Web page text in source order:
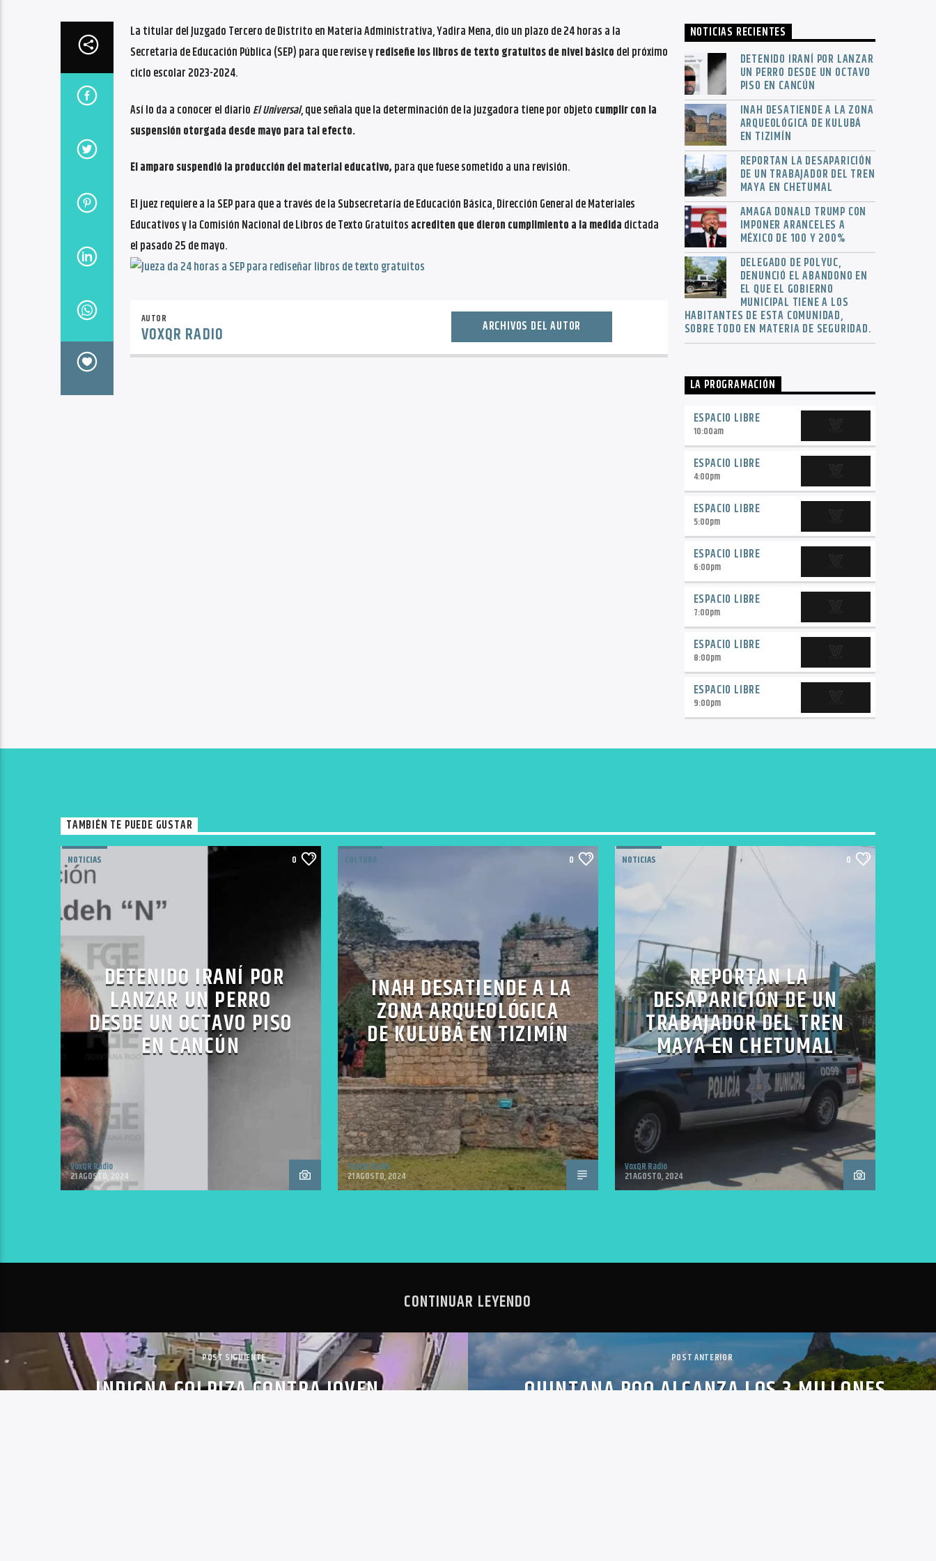
La titular del Juzgado Tercero de Distrito en Materia Administrativa, Yadira Mena, dio un plazo de 24 horas a la
Secretaria de Educación Pública (SEP) para que revise yrediseñe los libros de texto gratuitos de nivel básico del próximo
ciclo escolar 2023-2024.
Así lo da a conocer el diario El Universal, que señala que la determinación de la juzgadora tiene por objeto cumplir con la
suspensión otorgada desde mayo para tal efecto.
El amparo suspendió la producción del material educativo, para que fuese sometido a una revisión.
El juez requiere a la SEP para que a través de la Subsecretaría de Educación Básica, Dirección General de Materiales
Educativos y la Comisión Nacional de Libros de Texto Gratuitos acrediten que dieron cumplimiento a la medida dictada
el pasado 25 de mayo.
AUTOR
VOXQR RADIO ARCHIVOS DEL AUTOR
NOTICIAS RECIENTES
DETENIDO IRANÍ POR LANZAR
UN PERRO DESDE UN OCTAVO
PISO EN CANCÚN
INAH DESATIENDE A LA ZONA
ARQUEOLÓGICA DE KULUBÁ
EN TIZIMÍN
REPORTAN LA DESAPARICIÓN
DE UN TRABAJADOR DEL TREN
MAYA EN CHETUMAL
AMAGA DONALD TRUMP CON
IMPONER ARANCELES A
MÉXICO DE 100 Y 200%
DELEGADO DE POLYUC,
DENUNCIÓ EL ABANDONO EN
EL QUE EL GOBIERNO
MUNICIPAL TIENE A LOS
HABITANTES DE ESTA COMUNIDAD,
SOBRE TODO EN MATERIA DE SEGURIDAD.
LA PROGRAMACIÓN
ESPACIO LIBRE
10:00am
ESPACIO LIBRE
4:00pm
ESPACIO LIBRE
5:00pm
ESPACIO LIBRE
6:00pm
ESPACIO LIBRE
7:00pm
ESPACIO LIBRE
8:00pm
ESPACIO LIBRE
9:00pm
TAMBIÉN TE PUEDE GUSTAR
NOTICIAS 0
DETENIDO IRANÍ POR
LANZAR UN PERRO
DESDE UN OCTAVO PISO
EN CANCÚN
VoxQR Radio
21 AGOSTO, 2024
CULTURA 0
INAH DESATIENDE A LA
ZONA ARQUEOLÓGICA
DE KULUBÁ EN TIZIMÍN
VoxQR Radio
21 AGOSTO, 2024
NOTICIAS 0
REPORTAN LA
DESAPARICIÓN DE UN
TRABAJADOR DEL TREN
MAYA EN CHETUMAL
VoxQR Radio
21 AGOSTO, 2024
CONTINUAR LEYENDO
POST SIGUIENTE
INDIGNA GOLPIZA CONTRA JOVEN
POST ANTERIOR
QUINTANA ROO ALCANZA LOS 3 MILLONES